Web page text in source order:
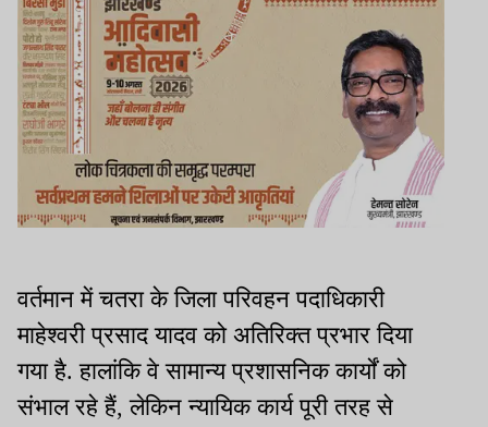
वर्तमान में चतरा के जिला परिवहन पदाधिकारी
माहेश्वरी प्रसाद यादव को अतिरिक्त प्रभार दिया
गया है. हालांकि वे सामान्य प्रशासनिक कार्यों को
संभाल रहे हैं, लेकिन न्यायिक कार्य पूरी तरह से